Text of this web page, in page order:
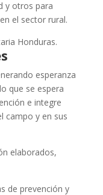
y otros para
el sector rural.
esperanza
que se espera
e integre
campo y en sus
elaborados,
de prevención y